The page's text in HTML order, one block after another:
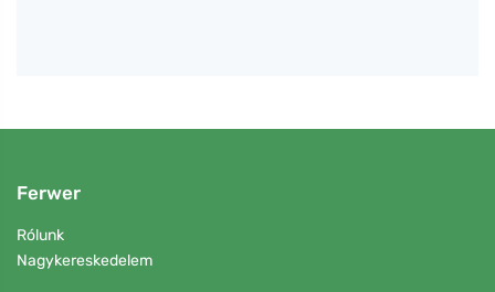
Ferwer
Rólunk
Nagykereskedelem